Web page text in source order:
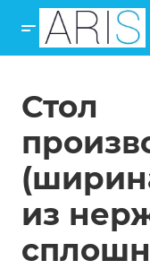
Стол
из